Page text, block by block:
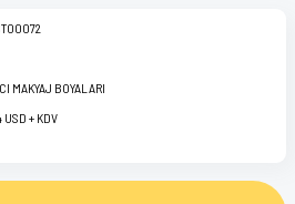
MAKYAJ BOYALARI
USD + KDV